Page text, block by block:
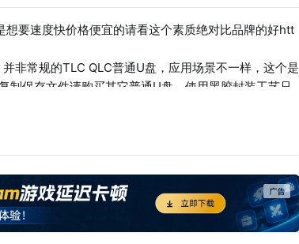
要速度快价格便宜的请看这个素质绝对比品牌的好htt
非常规的TLC QLC普通U盘，应用场景不一样，这个是
保存文件请购买其它普通U盘。使用黑胶封装工艺只
些硬件系统会有兼容性的问题无法正常识别U盘标识
宝连接https://item.taobao.com/item.htm?id=616480